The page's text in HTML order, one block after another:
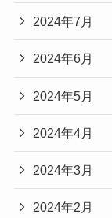
2024年7月
2024年6月
2024年5月
2024年4月
2024年3月
2024年2月